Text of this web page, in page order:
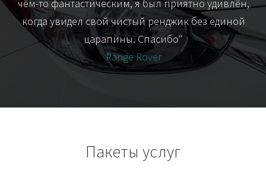
чём-то фантастическим, я был приятно удивлён,
когда увидел свой чистый ренджик без единой
царапины. Спасибо"
Range Rover
Пакеты услуг